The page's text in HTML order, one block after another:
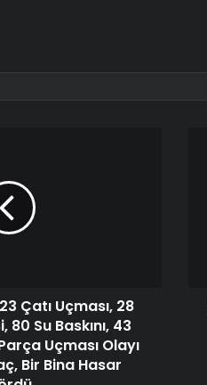
Çatı Uçması, 28
Su Baskını, 43
Uçması Olayı
Bir Bina Hasar